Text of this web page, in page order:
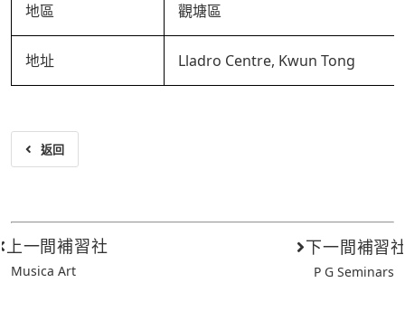
地區 觀塘區
地址 Lladro Centre, Kwun Tong
返回
上一間補習社
Musica Art
下一間補習
P G Seminars